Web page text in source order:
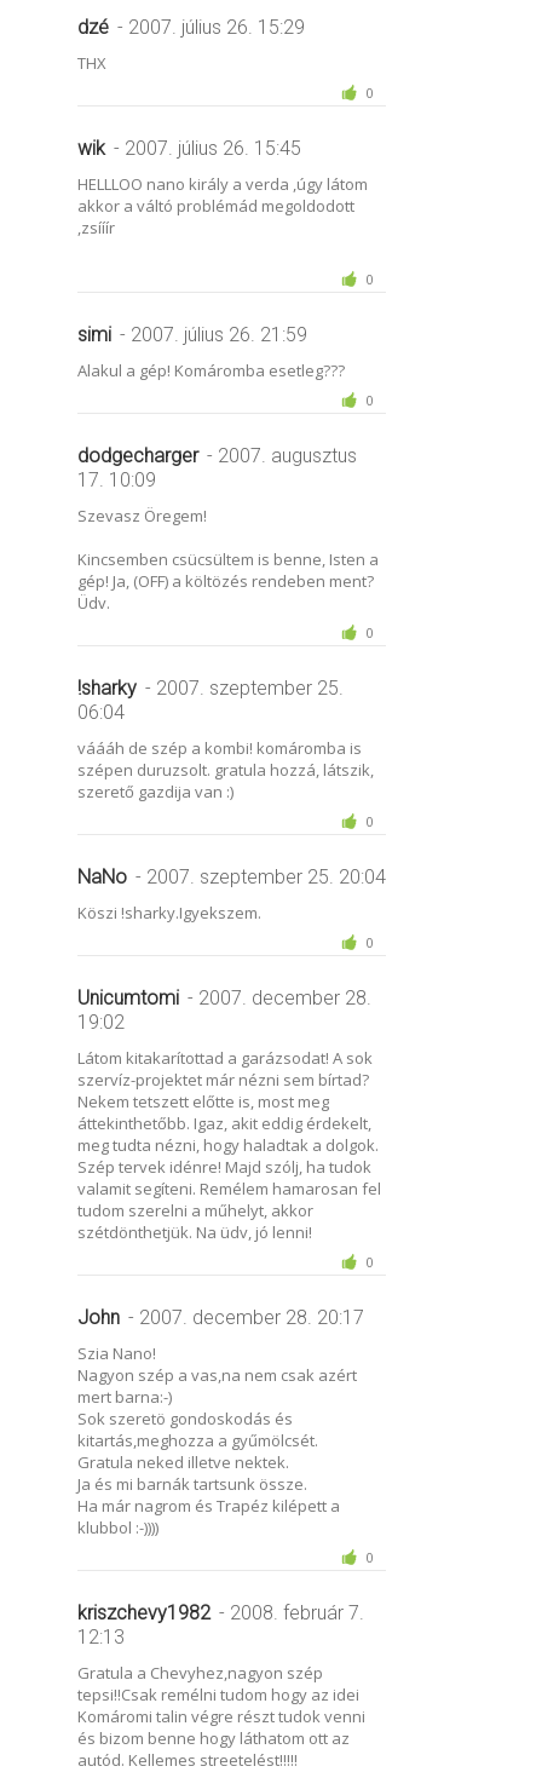
dzé - 2007. július 26. 15:29
THX
0
wik - 2007. július 26. 15:45
HELLLOO nano király a verda ,úgy látom
akkor a váltó problémád megoldodott
,zsííír
0
simi - 2007. július 26. 21:59
Alakul a gép! Komáromba esetleg???
0
dodgecharger - 2007. augusztus
17. 10:09
Szevasz Öregem!
Kincsemben csücsültem is benne, Isten a
gép! Ja, (OFF) a költözés rendeben ment?
Üdv.
0
!sharky - 2007. szeptember 25.
06:04
váááh de szép a kombi! komáromba is
szépen duruzsolt. gratula hozzá, látszik,
szerető gazdija van :)
0
NaNo - 2007. szeptember 25. 20:04
Köszi !sharky.Igyekszem.
0
Unicumtomi - 2007. december 28.
19:02
Látom kitakarítottad a garázsodat! A sok
szervíz-projektet már nézni sem bírtad?
Nekem tetszett előtte is, most meg
áttekinthetőbb. Igaz, akit eddig érdekelt,
meg tudta nézni, hogy haladtak a dolgok.
Szép tervek idénre! Majd szólj, ha tudok
valamit segíteni. Remélem hamarosan fel
tudom szerelni a műhelyt, akkor
szétdönthetjük. Na üdv, jó lenni!
0
John - 2007. december 28. 20:17
Szia Nano!
Nagyon szép a vas,na nem csak azért
mert barna:-)
Sok szeretö gondoskodás és
kitartás,meghozza a gyűmölcsét.
Gratula neked illetve nektek.
Ja és mi barnák tartsunk össze.
Ha már nagrom és Trapéz kilépett a
klubbol :-))))
0
kriszchevy1982 - 2008. február 7.
12:13
Gratula a Chevyhez,nagyon szép
tepsi!!Csak remélni tudom hogy az idei
Komáromi talin végre részt tudok venni
és bizom benne hogy láthatom ott az
autód. Kellemes streetelést!!!!!